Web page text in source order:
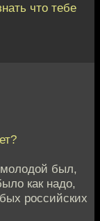
что тебе
молодой был,
как надо,
российских